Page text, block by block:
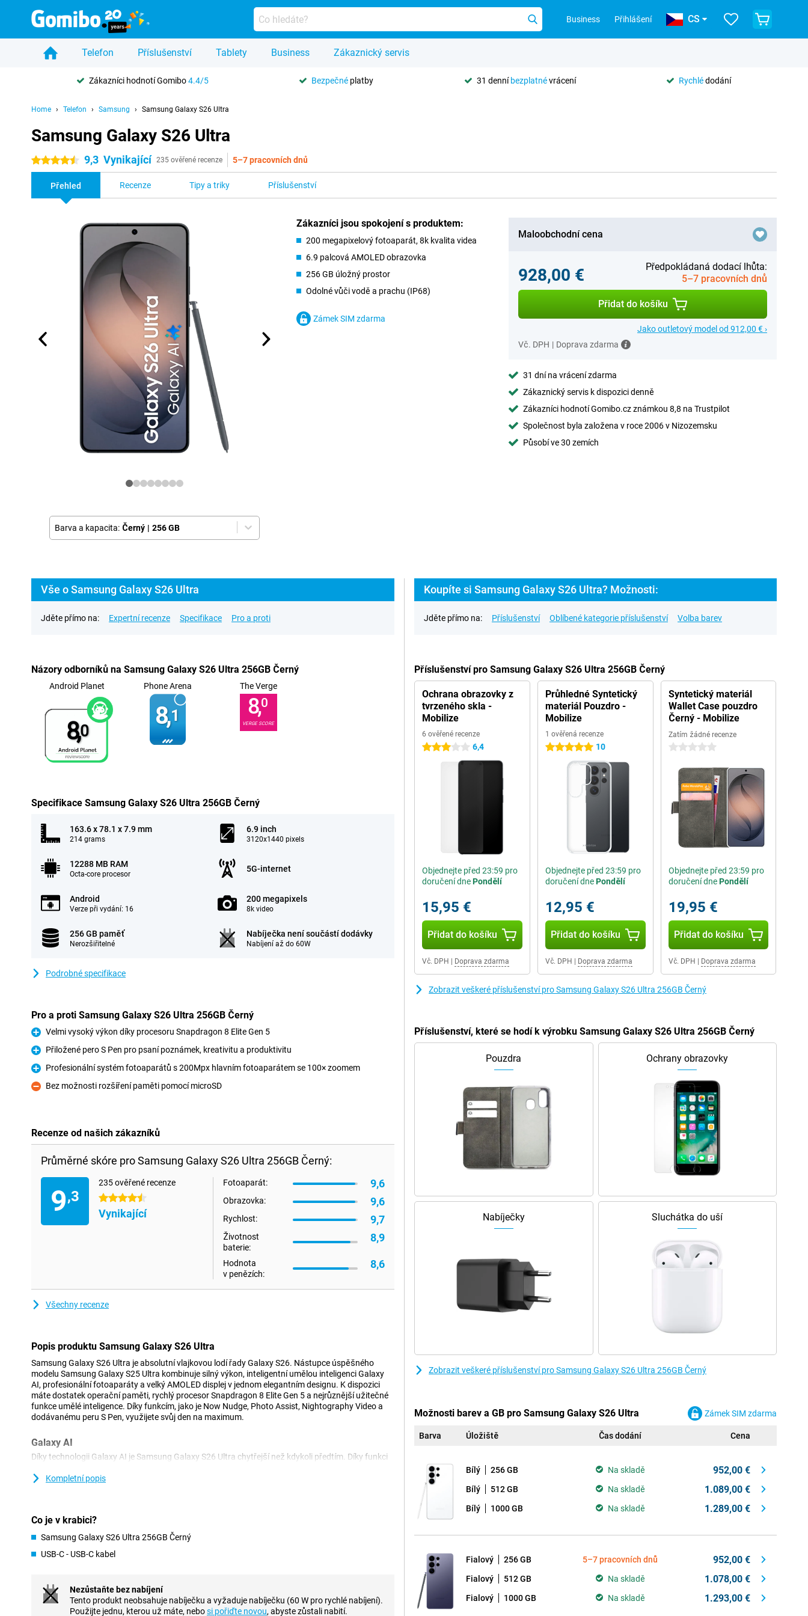
Business Přihlášení CS
Telefon Příslušenství Tablety Business Zákaznický servis
Zákazníci hodnotí Gomibo4.4/5 Bezpečné platby 31 denníbezplatnévrácení Rychlédodání
Home Telefon Samsung Samsung Galaxy S26 Ultra
Samsung Galaxy S26 Ultra
4.5 hvězdičky 9,3 Vynikající 235 ověřené recenze 5–7 pracovních dnů
Přehled Recenze Tipy a triky Příslušenství
Barva a kapacita: Černý | 256 GB
Zákazníci jsou spokojení s produktem:
200 megapixelový fotoaparát, 8k kvalita videa
6.9 palcová AMOLED obrazovka
256 GB úložný prostor
Odolné vůči vodě a prachu (IP68)
Zámek SIM zdarma
Maloobchodní cena
928,00 €
Předpokládaná dodací lhůta:
5–7 pracovních dnů
Přidat do košíku
Jako outletový model od 912,00 € ›
Vč. DPH | Doprava zdarma
31 dní na vrácení zdarma
Zákaznický servis k dispozici denně
Zákazníci hodnotí Gomibo.cz známkou 8,8 na Trustpilot
Společnost byla založena v roce 2006 v Nizozemsku
Působí ve 30 zemích
Vše o Samsung Galaxy S26 Ultra
Jděte přímo na: Expertní recenze Specifikace Pro a proti
Názory odborníků na Samsung Galaxy S26 Ultra 256GB Černý
Android Planet
8,0
Phone Arena
8,1
The Verge
8,0
VERGE SCORE
Specifikace Samsung Galaxy S26 Ultra 256GB Černý
163.6 x 78.1 x 7.9 mm
214 grams
6.9 inch
3120x1440 pixels
12288 MB RAM
Octa-core procesor
5G-internet
Android
Verze při vydání: 16
200 megapixels
8k video
256 GB paměť
Nerozšiřitelné
Nabíječka není součástí dodávky
Nabíjení až do 60W
Podrobné specifikace
Pro a proti Samsung Galaxy S26 Ultra 256GB Černý
Pro
Velmi vysoký výkon díky procesoru Snapdragon 8 Elite Gen 5
Pro
Přiložené pero S Pen pro psaní poznámek, kreativitu a produktivitu
Pro
Profesionální systém fotoaparátů s 200Mpx hlavním fotoaparátem se 100× zoomem
Proti
Bez možnosti rozšíření paměti pomocí microSD
Recenze od našich zákazníků
Průměrné skóre pro Samsung Galaxy S26 Ultra 256GB Černý:
9,3
235 ověřené recenze
4.5 hvězdičky
Vynikající
Fotoaparát: 9,6
Obrazovka: 9,6
Rychlost: 9,7
Životnost
baterie:
8,9
Hodnota
v penězích:
8,6
Všechny recenze
Popis produktu Samsung Galaxy S26 Ultra
Samsung Galaxy S26 Ultra je absolutní vlajkovou lodí řady Galaxy S26. Nástupce úspěšného
modelu Samsung Galaxy S25 Ultra kombinuje silný výkon, inteligentní umělou inteligenci Galaxy
AI, profesionální fotoaparáty a velký AMOLED displej v jednom elegantním designu. K dispozici
máte dostatek operační paměti, rychlý procesor Snapdragon 8 Elite Gen 5 a nejrůznější užitečné
funkce umělé inteligence. Díky funkcím, jako je Now Nudge, Photo Assist, Nightography Video a
dodávanému peru S Pen, využijete svůj den na maximum.
Galaxy AI
Díky technologii Galaxy AI je Samsung Galaxy S26 Ultra chytřejší než kdykoli předtím. Díky funkci
Představte si chytré odpovědi, návrhy na sdílení fotografií nebo pomoc při vyplňování formulářů. S
používání rychlejší, přehlednější a především mnohem uvolněnější.
teleobjektivům si jej přiblížíte až 100×. Ultraširokoúhlý objektiv s rozlišením 50 Mpx je ideální pro
fotografování krajiny, architektury a skupinových snímků.
Umělá inteligence automaticky rozpozná scény a optimalizuje barvy, ostrost a expozici. Nemusíte
Kompletní popis
Co je v krabici?
Samsung Galaxy S26 Ultra 256GB Černý
USB-C - USB-C kabel
Nezůstaňte bez nabíjení
Tento produkt neobsahuje nabíječku a vyžaduje nabíječku (60 W pro rychlé nabíjení).
Použijte jednu, kterou už máte, nebosi pořiďte novou, abyste zůstali nabití.
Koupíte si Samsung Galaxy S26 Ultra? Možnosti:
Jděte přímo na: Příslušenství Oblíbené kategorie příslušenství Volba barev
Příslušenství pro Samsung Galaxy S26 Ultra 256GB Černý
Ochrana obrazovky z
tvrzeného skla -
Mobilize
6 ověřené recenze
3 hvězdičky 6,4
Objednejte před 23:59 pro
doručení dnePondělí
15,95 €
Přidat do košíku
Vč. DPH Doprava zdarma
Průhledné Syntetický
materiál Pouzdro -
Mobilize
1 ověřená recenze
5 hvězdičky 10
Objednejte před 23:59 pro
doručení dnePondělí
12,95 €
Přidat do košíku
Vč. DPH Doprava zdarma
Syntetický materiál
Wallet Case pouzdro
Černý - Mobilize
Zatím žádné recenze
0 hvězdičky
Objednejte před 23:59 pro
doručení dnePondělí
19,95 €
Přidat do košíku
Vč. DPH Doprava zdarma
Zobrazit veškeré příslušenství pro Samsung Galaxy S26 Ultra 256GB Černý
Příslušenství, které se hodí k výrobku Samsung Galaxy S26 Ultra 256GB Černý
Pouzdra Ochrany obrazovky
Nabíječky Sluchátka do uší
Zobrazit veškeré příslušenství pro Samsung Galaxy S26 Ultra 256GB Černý
Možnosti barev a GB pro Samsung Galaxy S26 Ultra Zámek SIM zdarma
Barva Úložiště Čas dodání Cena
Bílý 256 GB Na skladě 952,00 €
Bílý 512 GB Na skladě 1.089,00 €
Bílý 1000 GB Na skladě 1.289,00 €
Fialový 256 GB 5–7 pracovních dnů 952,00 €
Fialový 512 GB Na skladě 1.078,00 €
Fialový 1000 GB Na skladě 1.293,00 €